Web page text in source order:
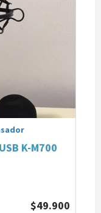
K-M700
$49.900